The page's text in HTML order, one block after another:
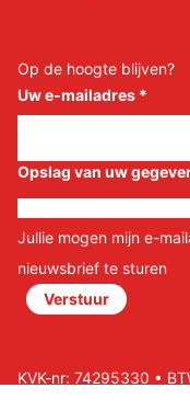
Op de hoogte blijven?
Uw e-mailadres *
Opslag van uw
Jullie mogen mijn e-
nieuwsbrief te sturen
Verstuur
KVK-nr: 74295330 •